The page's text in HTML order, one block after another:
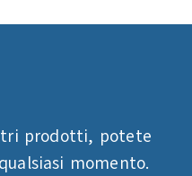
prodotti, potete
momento.